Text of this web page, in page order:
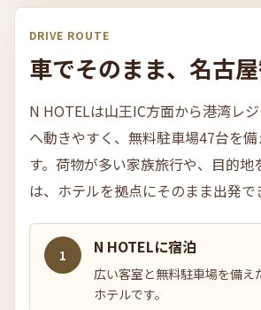
DRIVE ROUTE
車でそのまま、 名古
N HOTELは山王IC方面から港湾レ
へ動きやすく、無料駐車場47台を
す。荷物が多い家族旅行や、目的地
は、ホテルを拠点にそのまま出発で
1 N HOTELに宿泊
広い客室と無料駐車場を備え
ホテルです。